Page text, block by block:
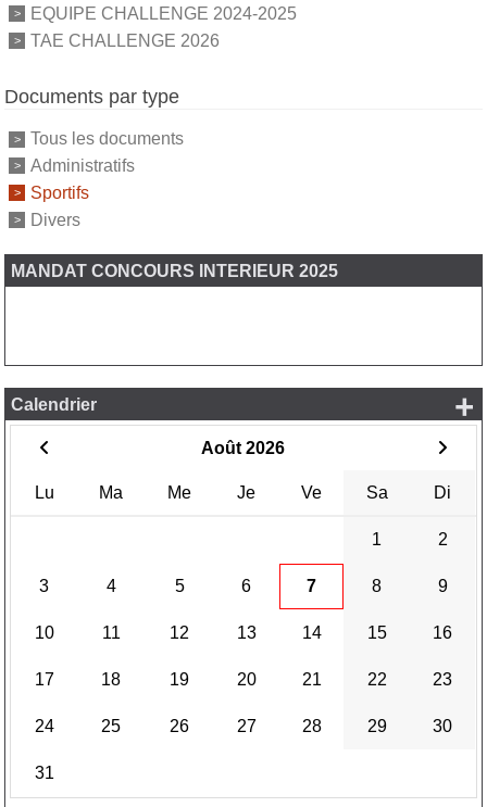
EQUIPE CHALLENGE 2024-2025
TAE CHALLENGE 2026
Documents par type
Tous les documents
Administratifs
Sportifs
Divers
MANDAT CONCOURS INTERIEUR 2025
Calendrier
Août 2026
Lu Ma Me Je Ve Sa Di
1 2
3 4 5 6 7 8 9
10 11 12 13 14 15 16
17 18 19 20 21 22 23
24 25 26 27 28 29 30
31
+